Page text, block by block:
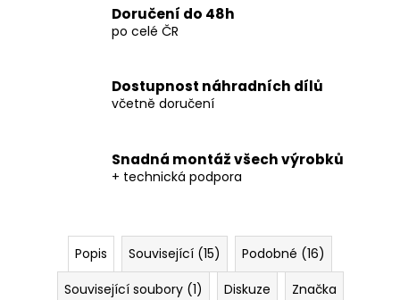
Doručení do 48h
po celé ČR
Dostupnost náhradních dílů
včetně doručení
Snadná montáž všech výrobků
+ technická podpora
Popis Související (15)
Podobné (16)
Související soubory (1)
Diskuze Značka